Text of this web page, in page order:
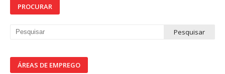
PROCURAR
ÁREAS DE EMPREGO